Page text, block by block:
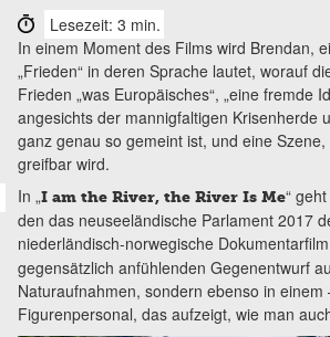
Lesezeit: 3 min.
In einem Moment des Films wird Brendan,
„Frieden“ in deren Sprache lautet, worauf
Frieden „was Europäisches“, „eine fremde
angesichts der mannigfaltigen Krisenherde
ganz genau so gemeint ist, und eine
greifbar wird.
In „I am the River, the River Is Me“
den das neuseeländische Parlament 2017
niederländisch-norwegische
gegensätzlich anfühlenden Gegenentwurf
Naturaufnahmen, sondern ebenso in
Figurenpersonal, das aufzeigt, wie man